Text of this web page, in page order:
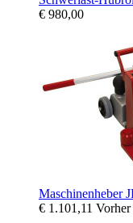
€ 980,00
Maschinenheber
€ 1.101,11 Vorher